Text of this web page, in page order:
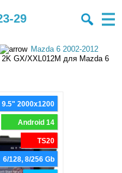
29
Mazda 6 2002-2012
GX/XXL012M для Mazda 6
9.5" 2000x1200
Android 14
TS20
6/128, 8/256 Gb